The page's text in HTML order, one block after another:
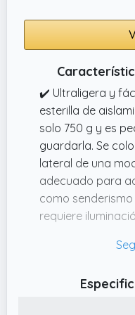
✔️ Ultraligera y
esterilla de
solo 750 g y es
guardarla. Se
lateral de una
adecuado para
como
requiere
aislante
expande y llena
adapta a la